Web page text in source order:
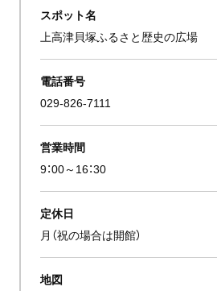
スポット名
上高津貝塚ふるさと歴史の広場
電話番号
029-826-7111
営業時間
9：00～16：30
定休日
月（祝の場合は開館）
地図